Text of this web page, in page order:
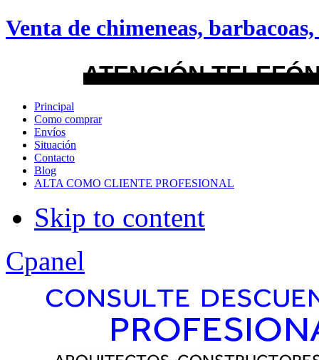
Venta de chimeneas, barbacoas,
ATENCIÓN
Principal
Como comprar
Envíos
Situación
Contacto
Blog
ALTA COMO CLIENTE PROFESIONAL
Skip to content
android
Menu Style
Mega
Css
Dropline
Split
Cpanel